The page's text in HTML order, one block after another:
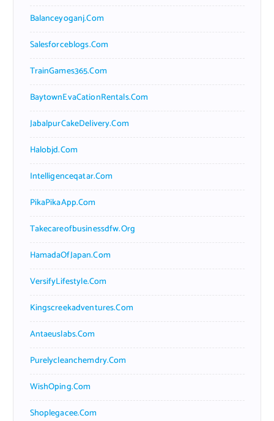
Balanceyoganj.com
Salesforceblogs.com
TrainGames365.com
BaytownEvaCationRentals.com
JabalpurCakeDelivery.com
Halobjd.com
Intelligenceqatar.com
PikaPikaApp.com
Takecareofbusinessdfw.org
HamadaOfJapan.com
VersifyLifestyle.com
Kingscreekadventures.com
Antaeuslabs.com
Purelycleanchemdry.com
WishOping.com
Shoplegacee.com